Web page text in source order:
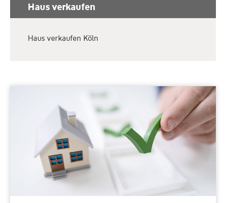
Haus verkaufen
Haus verkaufen Köln